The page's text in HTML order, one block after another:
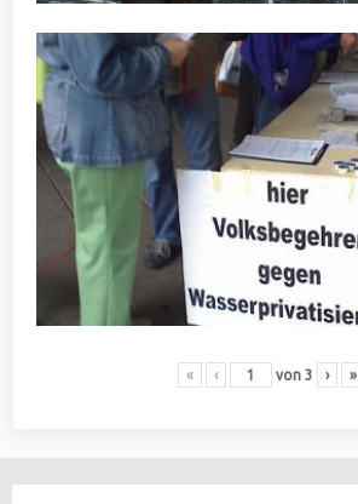
« ‹ von 3 › »